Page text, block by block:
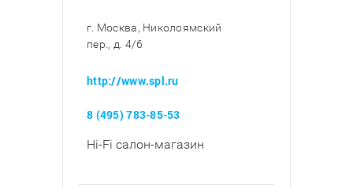
г. Москва, Николоямский
пер., д. 4/6
http://www.spl.ru
8 (495) 783-85-53
Hi-Fi салон-магазин